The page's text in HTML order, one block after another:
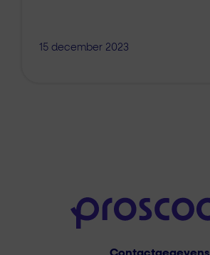
15 december 2023